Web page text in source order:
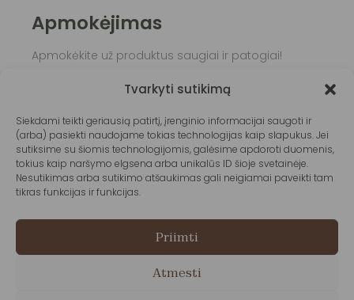
Tvarkyti sutikimą
Siekdami teikti geriausią patirtį, įrenginio informacijai saugoti ir
(arba) pasiekti naudojame tokias technologijas kaip slapukus. Jei
sutiksime su šiomis technologijomis, galėsime apdoroti duomenis,
tokius kaip naršymo elgsena arba unikalūs ID šioje svetainėje.
Nesutikimas arba sutikimo atšaukimas gali neigiamai paveikti tam
tikras funkcijas ir funkcijas.
Priimti
Atmesti
Apmokėjimas
Apmokėkite už produktus saugiai ir patogiai!